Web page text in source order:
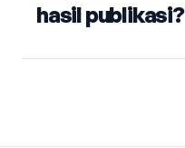
hasil publikasi?